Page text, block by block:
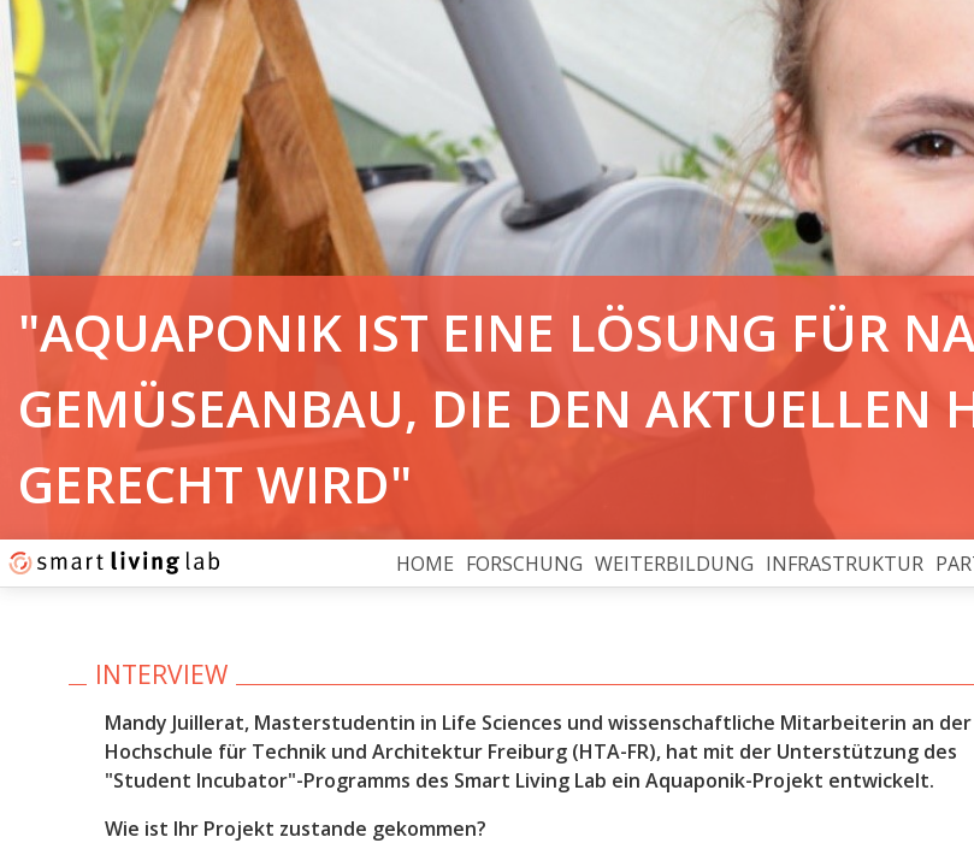
"AQUAPONIK IST EINE LÖSUNG FÜR
GEMÜSEANBAU, DIE DEN AKTUELLEN
GERECHT WIRD"
HOME FORSCHUNG WEITERBILDUNG INFRASTRUKTUR
INTERVIEW
Mandy Juillerat, Masterstudentin in Life Sciences und wissenschaftliche Mitarbeiterin an der
Hochschule für Technik und Architektur Freiburg (HTA-FR), hat mit der Unterstützung des
"Student Incubator"-Programms des Smart Living Lab ein Aquaponik-Projekt entwickelt.
Wie ist Ihr Projekt zustande gekommen?